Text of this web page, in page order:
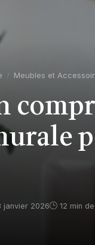
Meubles et
janvier 2026 12 min